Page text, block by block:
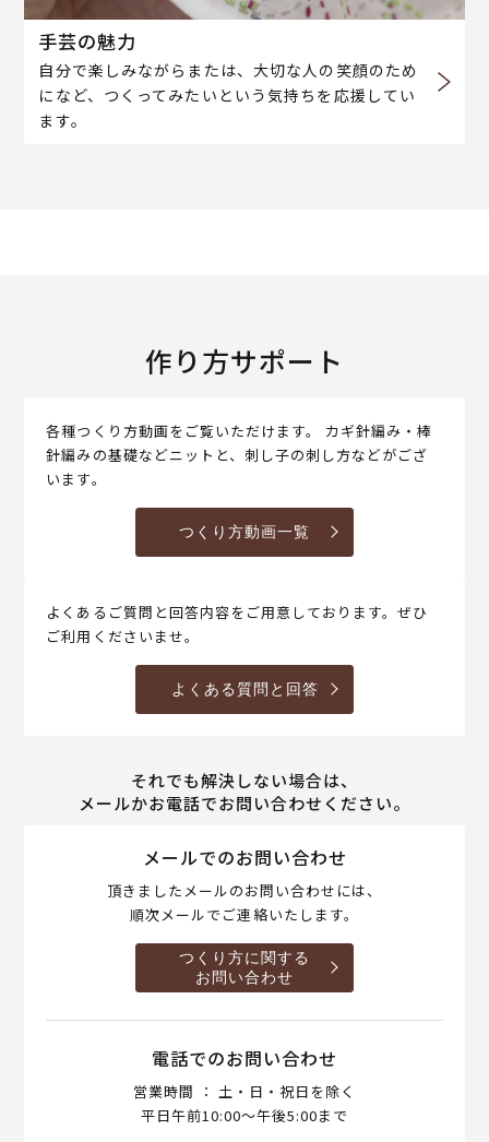
手芸の魅力
自分で楽しみながらまたは、大切な人の笑顔のため
になど、つくってみたいという気持ちを応援してい
ます。
作り方サポート
各種つくり方動画をご覧いただけます。 カギ針編み・棒
針編みの基礎などニットと、刺し子の刺し方などがござ
います。
つくり方動画一覧
よくあるご質問と回答内容をご用意しております。ぜひ
ご利用くださいませ。
よくある質問と回答
それでも解決しない場合は、
メールかお電話でお問い合わせください。
メールでのお問い合わせ
頂きましたメールのお問い合わせには、
順次メールでご連絡いたします。
つくり方に関する
お問い合わせ
電話でのお問い合わせ
営業時間 ： 土・日・祝日を除く
平日午前10:00～午後5:00まで